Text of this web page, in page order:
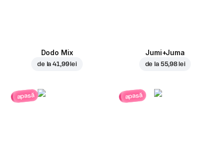
Dodo Mix
de la41,99 lei
Jumi+Juma
de la 55,98 lei
apasă apasă